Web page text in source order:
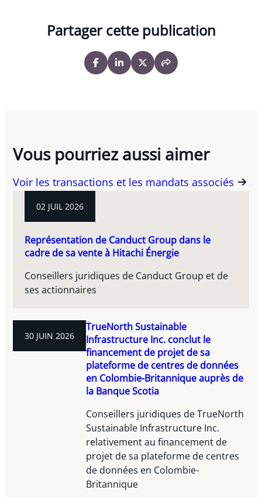
Partager cette publication
Vous pourriez aussi aimer
Voir les transactions et les mandats associés
02 JUIL 2026
Représentation de Canduct Group dans le
cadre de sa vente à Hitachi Énergie
Conseillers juridiques de Canduct Group et de
ses actionnaires
30 JUIN 2026
TrueNorth Sustainable
Infrastructure Inc. conclut le
financement de projet de sa
plateforme de centres de données
en Colombie-Britannique auprès de
la Banque Scotia
Conseillers juridiques de TrueNorth
Sustainable Infrastructure Inc.
relativement au financement de
projet de sa plateforme de centres
de données en Colombie-
Britannique